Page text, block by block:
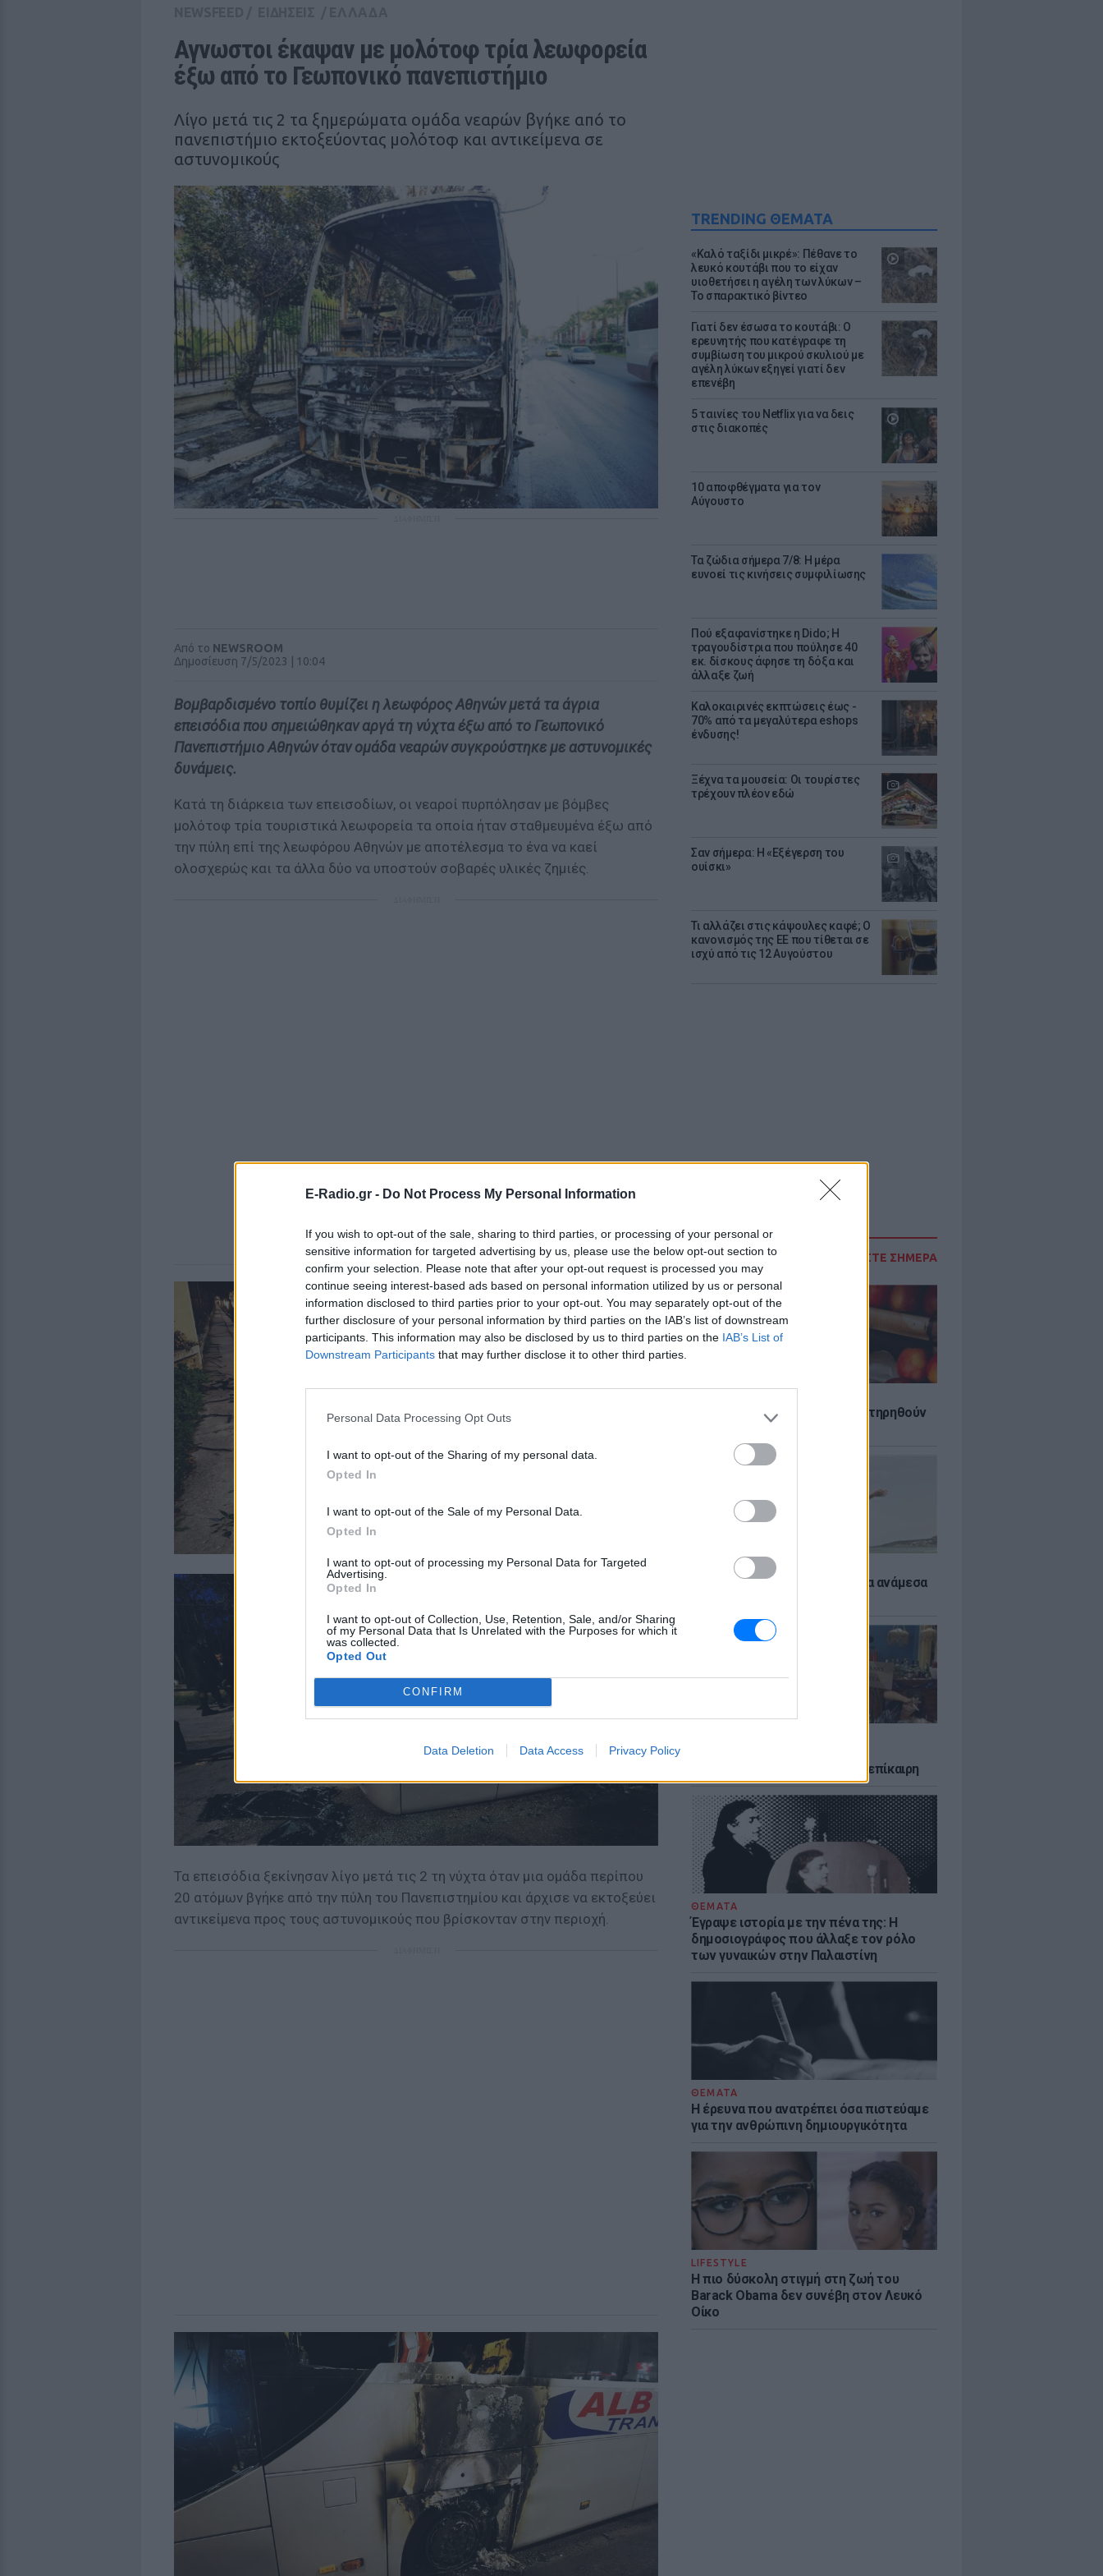
E-Radio.gr - Do Not Process My Personal Information
If you wish to opt-out of the sale, sharing to third parties, or processing of your personal or
sensitive information for targeted advertising by us, please use the below opt-out section to
confirm your selection. Please note that after your opt-out request is processed you may
continue seeing interest-based ads based on personal information utilized by us or personal
information disclosed to third parties prior to your opt-out. You may separately opt-out of the
further disclosure of your personal information by third parties on the IAB’s list of downstream
participants. This information may also be disclosed by us to third parties on the IAB’s List of
Downstream Participants that may further disclose it to other third parties.
Personal Data Processing Opt Outs
I want to opt-out of the Sharing of my personal data.
Opted In
I want to opt-out of the Sale of my Personal Data.
Opted In
I want to opt-out of processing my Personal Data for Targeted
Advertising.
Opted In
I want to opt-out of Collection, Use, Retention, Sale, and/or Sharing
of my Personal Data that Is Unrelated with the Purposes for which it
was collected.
Opted Out
CONFIRM
Data Deletion Data Access Privacy Policy
TRENDING ΘΕΜΑΤΑ
«Καλό ταξίδι μικρέ»: Πέθανε το
λευκό κουτάβι που το είχαν
υιοθετήσει η αγέλη των λύκων –
Το σπαρακτικό βίντεο
Γιατί δεν έσωσα το κουτάβι: Ο
ερευνητής που κατέγραφε τη
συμβίωση του μικρού σκυλιού με
αγέλη λύκων εξηγεί γιατί δεν
επενέβη
5 ταινίες του Netflix για να δεις
στις διακοπές
10 αποφθέγματα για τον
Αύγουστο
Τα ζώδια σήμερα 7/8: Η μέρα
ευνοεί τις κινήσεις συμφιλίωσης
Πού εξαφανίστηκε η Dido; Η
τραγουδίστρια που πούλησε 40
εκ. δίσκους άφησε τη δόξα και
άλλαξε ζωή
Καλοκαιρινές εκπτώσεις έως -
70% από τα μεγαλύτερα eshops
ένδυσης!
Ξέχνα τα μουσεία: Οι τουρίστες
τρέχουν πλέον εδώ
Σαν σήμερα: Η «Εξέγερση του
ουίσκι»
Τι αλλάζει στις κάψουλες καφέ; Ο
κανονισμός της ΕΕ που τίθεται σε
ισχύ από τις 12 Αυγούστου
ΔΙΑΒΑΣΤΕ ΣΗΜΕΡΑ
6 φρούτα που μπορουν να διατηρηθούν
Πώς να αποφύγεις το σύγκαμα ανάμεσα
νεοπλουτισμό και παραμένει επίκαιρη
ΘΕΜΑΤΑ
Έγραψε ιστορία με την πένα της: Η
δημοσιογράφος που άλλαξε τον ρόλο
των γυναικών στην Παλαιστίνη
ΘΕΜΑΤΑ
Η έρευνα που ανατρέπει όσα πιστεύαμε
για την ανθρώπινη δημιουργικότητα
LIFESTYLE
Η πιο δύσκολη στιγμή στη ζωή του
Barack Obama δεν συνέβη στον Λευκό
Οίκο
Αγνωστοι έκαψαν με μολότοφ τρία λεωφορεία
έξω από το Γεωπονικό πανεπιστήμιο
Λίγο μετά τις 2 τα ξημερώματα ομάδα νεαρών βγήκε από το
πανεπιστήμιο εκτοξεύοντας μολότοφ και αντικείμενα σε
αστυνομικούς
Από το NEWSROOM
Δημοσίευση 7/5/2023 | 10:04
Βομβαρδισμένο τοπίο θυμίζει η λεωφόρος Αθηνών μετά τα άγρια
επεισόδια που σημειώθηκαν αργά τη νύχτα έξω από το Γεωπονικό
Πανεπιστήμιο Αθηνών όταν ομάδα νεαρών συγκρούστηκε με αστυνομικές
δυνάμεις.
Κατά τη διάρκεια των επεισοδίων, οι νεαροί πυρπόλησαν με βόμβες
μολότοφ τρία τουριστικά λεωφορεία τα οποία ήταν σταθμευμένα έξω από
την πύλη επί της λεωφόρου Αθηνών με αποτέλεσμα το ένα να καεί
ολοσχερώς και τα άλλα δύο να υποστούν σοβαρές υλικές ζημιές.
Τα επεισόδια ξεκίνησαν λίγο μετά τις 2 τη νύχτα όταν μια ομάδα περίπου
20 ατόμων βγήκε από την πύλη του Πανεπιστημίου και άρχισε να εκτοξεύει
αντικείμενα προς τους αστυνομικούς που βρίσκονταν στην περιοχή.